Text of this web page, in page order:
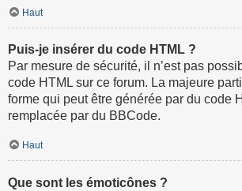
Haut
Puis-je insérer du code HTML ?
Par mesure de sécurité, il n’est pas
code HTML sur ce forum. La majeure
forme qui peut être générée par du code
remplacée par du BBCode.
Haut
Que sont les émoticônes ?